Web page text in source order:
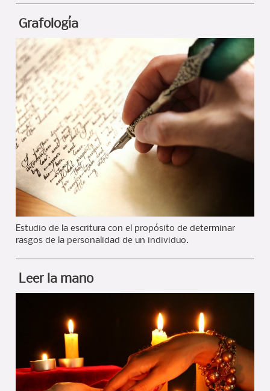
Grafología
Estudio de la escritura con el propósito de determinar
rasgos de la personalidad de un individuo.
Leer la mano